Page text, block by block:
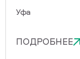
Уфа
ПОДРОБНЕЕ